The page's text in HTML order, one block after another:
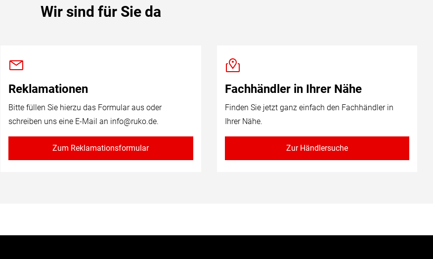
Wir sind für Sie da
Reklamationen
Bitte füllen Sie hierzu das Formular aus oder
schreiben uns eine E-Mail an info@ruko.de.
Zum Reklamationsformular
Fachhändler in Ihrer Nähe
Finden Sie jetzt ganz einfach den Fachhändler in
Ihrer Nähe.
Zur Händlersuche